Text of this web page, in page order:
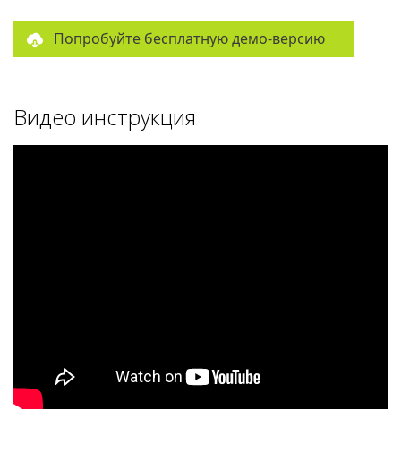
Попробуйте бесплатную демо-версию
Видео инструкция